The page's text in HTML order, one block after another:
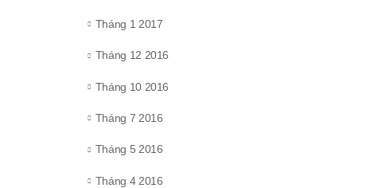
Tháng 1 2017
Tháng 12 2016
Tháng 10 2016
Tháng 7 2016
Tháng 5 2016
Tháng 4 2016